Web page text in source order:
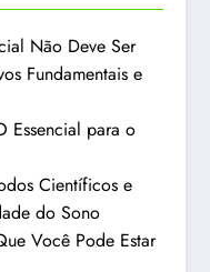
Não Deve Ser
Fundamentais e
Essencial para o
Científicos e
do Sono
Você Pode Estar